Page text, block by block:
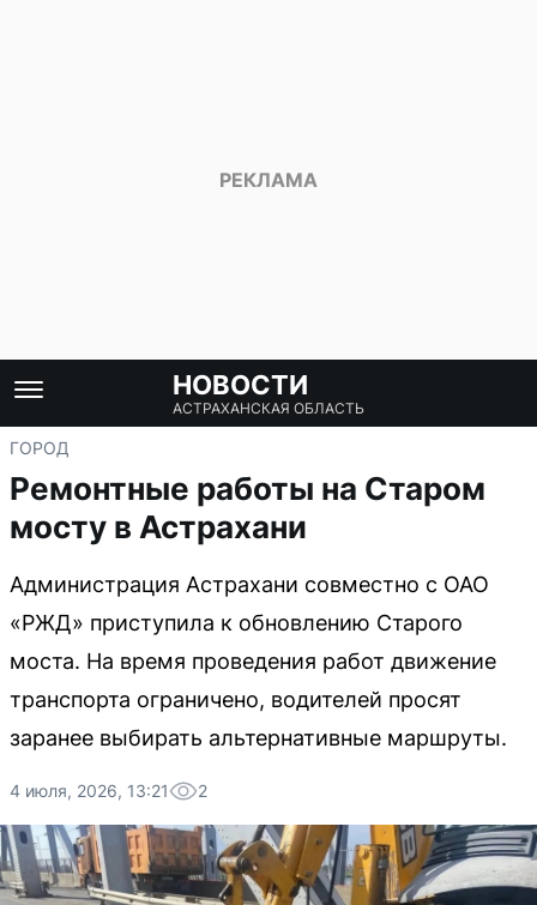
НОВОСТИ
АСТРАХАНСКАЯ ОБЛАСТЬ
ГОРОД
Ремонтные работы на Старом
мосту в Астрахани
Администрация Астрахани совместно с ОАО
«РЖД» приступила к обновлению Старого
моста. На время проведения работ движение
транспорта ограничено, водителей просят
заранее выбирать альтернативные маршруты.
4 июля, 2026, 13:21 2